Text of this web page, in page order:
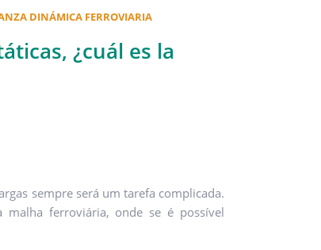
DINÁMICA FERROVIARIA
¿cuál es la
sempre será um tarefa complicada.
ferroviária, onde se é possível